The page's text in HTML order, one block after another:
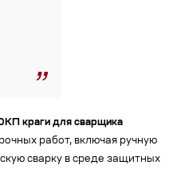
краги для сварщика
работ, включая ручную
сварку в среде защитных